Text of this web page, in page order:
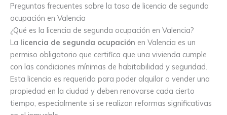
Preguntas frecuentes sobre la tasa de licencia de segunda
ocupación en Valencia
¿Qué es la licencia de segunda ocupación en Valencia?
La licencia de segunda ocupación en Valencia es un
permiso obligatorio que certifica que una vivienda cumple
con las condiciones mínimas de habitabilidad y seguridad.
Esta licencia es requerida para poder alquilar o vender una
propiedad en la ciudad y deben renovarse cada cierto
tiempo, especialmente si se realizan reformas significativas